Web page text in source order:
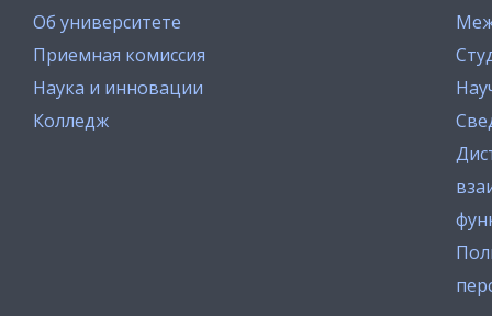
Об университете
Приемная комиссия
Наука и инновации
Колледж